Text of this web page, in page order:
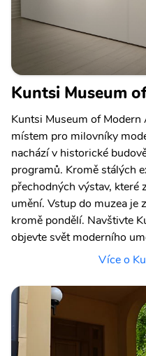
Kuntsi Museum
Kuntsi Museum of
místem pro milovníky
nachází v historické
programů. Kromě stálých
přechodných výstav, které
umění. Vstup do muzea je
kromě pondělí. Navštivte
objevte svět moderního
Více o